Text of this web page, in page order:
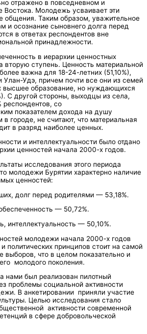
отражено в повседневном и
Востока. Молодежь усваивает эти
общения. Таким образом, уважительное
и осознание сыновнего долга перед
в ответах респондентов вне
принадлежности.
в иерархии ценностных
вторую ступень. Ценность материальной
важна для 18-24-летних (51,10%),
Улан-Удэ, причем почти все они из семей
образование, но нуждающихся
С другой стороны, выходцы из села,
респондентов, со
показателем дохода на душу
городе, не считают, что материальная
в разряд наиболее ценных.
и интеллектуальности было отдано
ценностей начала 2000-х годов.
исследования этого периода
молодежи Бурятии характерно наличие
ценностей:
долг перед родителями — 53,18%.
— 50,72%.
— 50,10%.
молодежи начала 2000-х годов
политических принципов стоит на самой
выборов, что в целом показательно и
молодого поколения.
нами был реализован пилотный
проблемы социальной активности
В анкетировании приняли участие
Целью исследования стало
активности современной
в сфере добровольческой